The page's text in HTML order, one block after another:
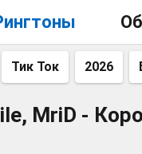
Тик Ток 2026
MriD -